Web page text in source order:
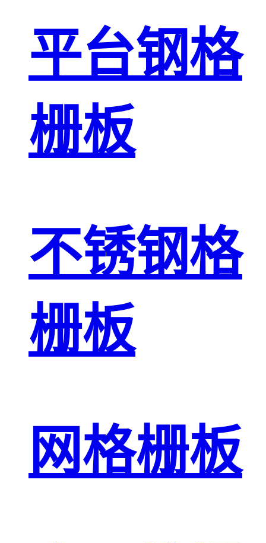
平台钢格
栅板
不锈钢格
栅板
网格栅板